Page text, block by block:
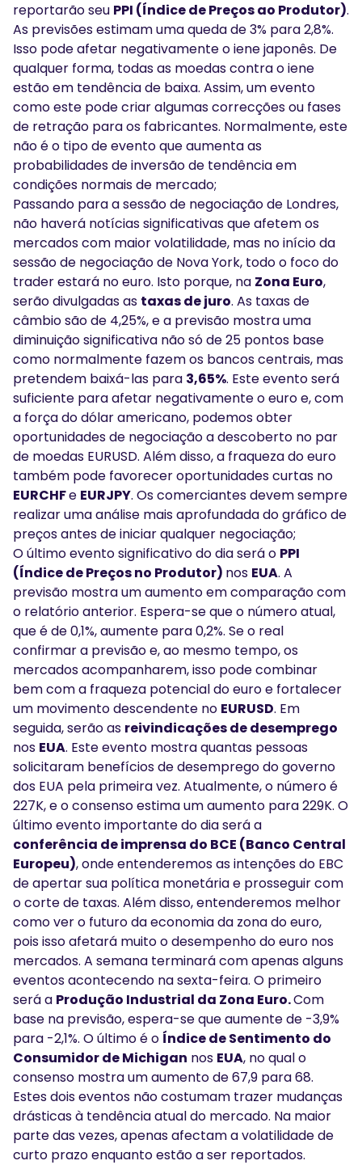
reportarão seu PPI (Índice de Preços ao Produtor).
As previsões estimam uma queda de 3% para 2,8%.
Isso pode afetar negativamente o iene japonês. De
qualquer forma, todas as moedas contra o iene
estão em tendência de baixa. Assim, um evento
como este pode criar algumas correcções ou fases
de retração para os fabricantes. Normalmente, este
não é o tipo de evento que aumenta as
probabilidades de inversão de tendência em
condições normais de mercado;
Passando para a sessão de negociação de Londres,
não haverá notícias significativas que afetem os
mercados com maior volatilidade, mas no início da
sessão de negociação de Nova York, todo o foco do
trader estará no euro. Isto porque, na Zona Euro,
serão divulgadas as taxas de juro. As taxas de
câmbio são de 4,25%, e a previsão mostra uma
diminuição significativa não só de 25 pontos base
como normalmente fazem os bancos centrais, mas
pretendem baixá-las para 3,65%. Este evento será
suficiente para afetar negativamente o euro e, com
a força do dólar americano, podemos obter
oportunidades de negociação a descoberto no par
de moedas EURUSD. Além disso, a fraqueza do euro
também pode favorecer oportunidades curtas no
EURCHFe EURJPY. Os comerciantes devem sempre
realizar uma análise mais aprofundada do gráfico de
preços antes de iniciar qualquer negociação;
O último evento significativo do dia será o PPI
(Índice de Preços no Produtor) nos EUA. A
previsão mostra um aumento em comparação com
o relatório anterior. Espera-se que o número atual,
que é de 0,1%, aumente para 0,2%. Se o real
confirmar a previsão e, ao mesmo tempo, os
mercados acompanharem, isso pode combinar
bem com a fraqueza potencial do euro e fortalecer
um movimento descendente no EURUSD. Em
seguida, serão as reivindicações de desemprego
nos EUA. Este evento mostra quantas pessoas
solicitaram benefícios de desemprego do governo
dos EUA pela primeira vez. Atualmente, o número é
227K, e o consenso estima um aumento para 229K. O
último evento importante do dia será a
conferência de imprensa do BCE (Banco Central
Europeu), onde entenderemos as intenções do EBC
de apertar sua política monetária e prosseguir com
o corte de taxas. Além disso, entenderemos melhor
como ver o futuro da economia da zona do euro,
pois isso afetará muito o desempenho do euro nos
mercados. A semana terminará com apenas alguns
eventos acontecendo na sexta-feira. O primeiro
será a Produção Industrial da Zona Euro.Com
base na previsão, espera-se que aumente de -3,9%
para -2,1%. O último é o Índice de Sentimento do
Consumidor de Michigan nos EUA, no qual o
consenso mostra um aumento de 67,9 para 68.
Estes dois eventos não costumam trazer mudanças
drásticas à tendência atual do mercado. Na maior
parte das vezes, apenas afectam a volatilidade de
curto prazo enquanto estão a ser reportados.